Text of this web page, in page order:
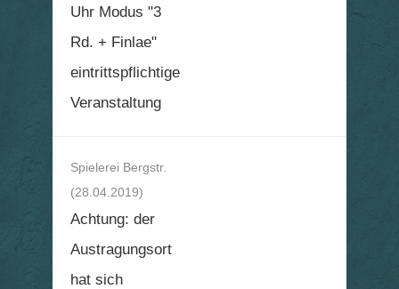
Uhr Modus "3
Rd. + Finlae"
eintrittspflichtige
Veranstaltung
Spielerei Bergstr.
(28.04.2019)
Achtung: der
Austragungsort
hat sich